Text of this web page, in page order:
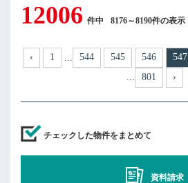
12006 件中 8176～8190件の表示
‹ 1 544 545 546 547
801 ›
チェックした物件をまとめて
資料請求